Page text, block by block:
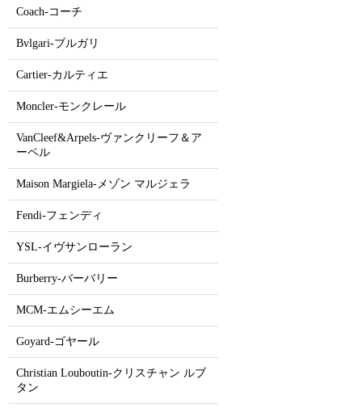
Coach-コーチ
Bvlgari-ブルガリ
Cartier-カルティエ
Moncler-モンクレール
VanCleef&Arpels-ヴァンクリーフ＆ア
ーペル
Maison Margiela-メゾン マルジェラ
Fendi-フェンディ
YSL-イヴサンローラン
Burberry-バーバリー
MCM-エムシーエム
Goyard-ゴヤール
Christian Louboutin-クリスチャン ルブ
タン